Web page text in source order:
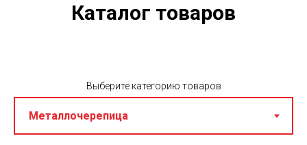
Каталог товаров
Выберите категорию товаров